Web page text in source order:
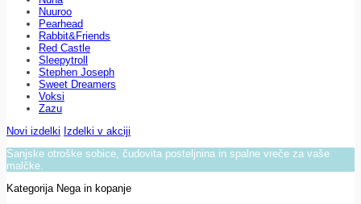
Nuuroo
Pearhead
Rabbit&Friends
Red Castle
Sleepytroll
Stephen Joseph
Sweet Dreamers
Voksi
Zazu
Novi izdelki Izdelki v akciji
Sanjske otroške sobice, čudovita posteljnina in spalne vreče za vaše
malčke.
Kategorija Nega in kopanje